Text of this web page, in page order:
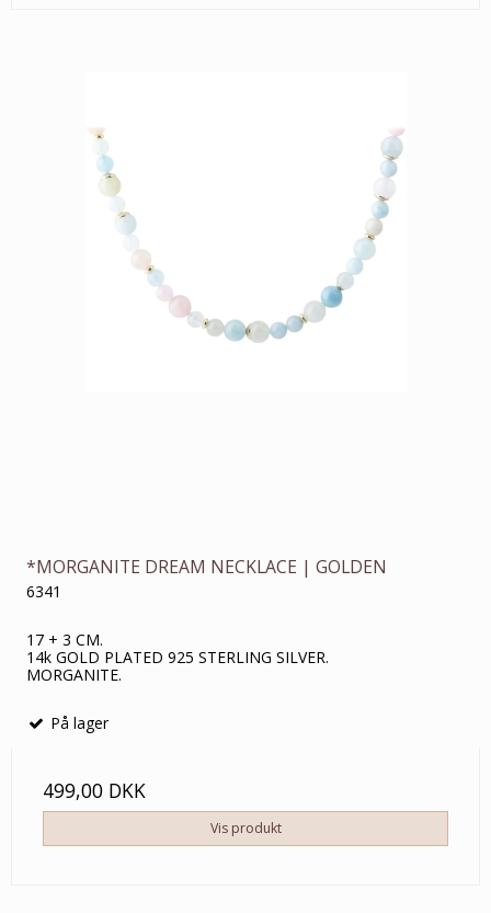
*MORGANITE DREAM NECKLACE | GOLDEN
6341
17 + 3 CM.
14k GOLD PLATED 925 STERLING SILVER.
MORGANITE.
På lager
499,00 DKK
Vis produkt